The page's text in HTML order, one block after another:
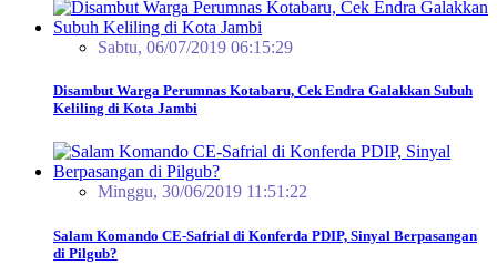
Sabtu, 06/07/2019 06:15:29
Disambut Warga Perumnas Kotabaru, Cek Endra Galakkan Subuh
Keliling di Kota Jambi
Minggu, 30/06/2019 11:51:22
Salam Komando CE-Safrial di Konferda PDIP, Sinyal Berpasangan
di Pilgub?